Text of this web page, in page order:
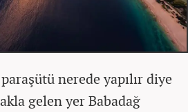
nerede yapılır diye
gelen yer Babadağ